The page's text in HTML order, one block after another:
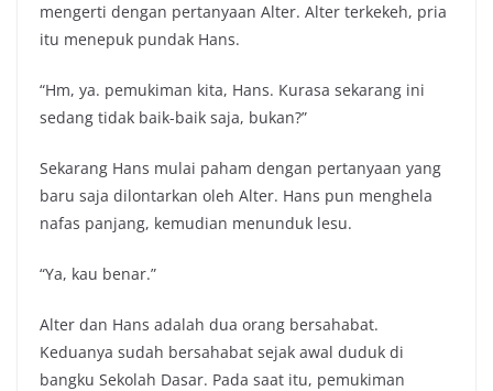
mengerti dengan pertanyaan Alter. Alter terkekeh, pria
itu menepuk pundak Hans.
“Hm, ya. pemukiman kita, Hans. Kurasa sekarang ini
sedang tidak baik-baik saja, bukan?”
Sekarang Hans mulai paham dengan pertanyaan yang
baru saja dilontarkan oleh Alter. Hans pun menghela
nafas panjang, kemudian menunduk lesu.
“Ya, kau benar.”
Alter dan Hans adalah dua orang bersahabat.
Keduanya sudah bersahabat sejak awal duduk di
bangku Sekolah Dasar. Pada saat itu, pemukiman